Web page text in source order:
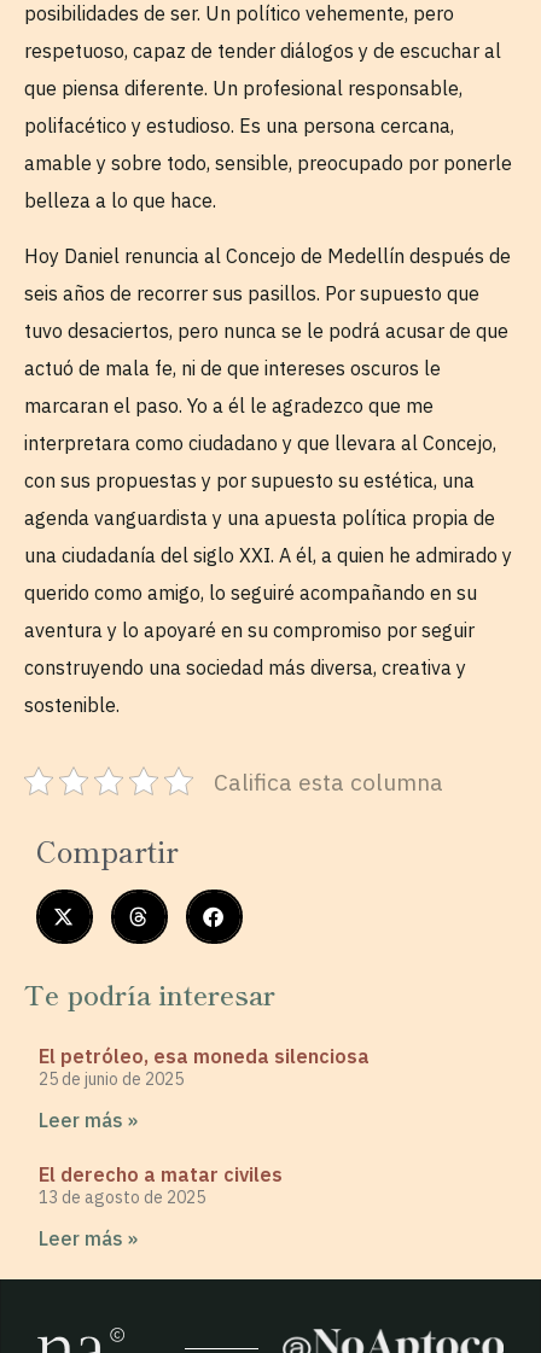
posibilidades de ser. Un político vehemente, pero
respetuoso, capaz de tender diálogos y de escuchar al
que piensa diferente. Un profesional responsable,
polifacético y estudioso. Es una persona cercana,
amable y sobre todo, sensible, preocupado por ponerle
belleza a lo que hace.
Hoy Daniel renuncia al Concejo de Medellín después de
seis años de recorrer sus pasillos. Por supuesto que
tuvo desaciertos, pero nunca se le podrá acusar de que
actuó de mala fe, ni de que intereses oscuros le
marcaran el paso. Yo a él le agradezco que me
interpretara como ciudadano y que llevara al Concejo,
con sus propuestas y por supuesto su estética, una
agenda vanguardista y una apuesta política propia de
una ciudadanía del siglo XXI. A él, a quien he admirado y
querido como amigo, lo seguiré acompañando en su
aventura y lo apoyaré en su compromiso por seguir
construyendo una sociedad más diversa, creativa y
sostenible.
Califica esta columna
Compartir
Te podría interesar
El petróleo, esa moneda silenciosa
25 de junio de 2025
Leer más »
El derecho a matar civiles
13 de agosto de 2025
Leer más »